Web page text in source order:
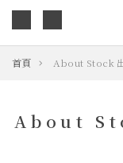
首頁 About Stock
About